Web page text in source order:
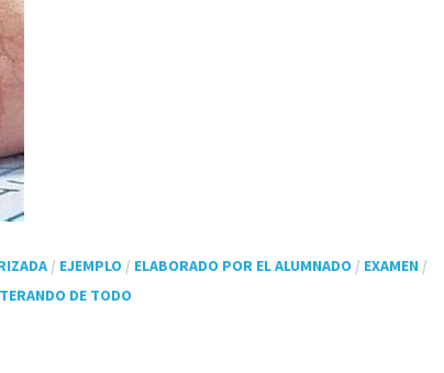
/ EJEMPLO / ELABORADO POR EL ALUMNADO / EXAMEN /
DE TODO